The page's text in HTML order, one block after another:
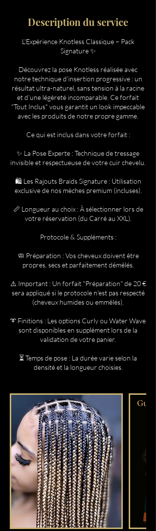
Description du service
L'Expérience Knotless Classique – Pack
Signature ✨
Découvrez la pose Knotless réalisée avec
notre technique d’insertion progressive : un
résultat ultra-naturel, sans tension à la racine
et d’une légèreté incomparable. Ce forfait
"Tout Inclus" vous garantit un look impeccable
avec les produits de notre propre gamme.
Ce qui est inclus dans votre forfait :
✨ La Pose Experte : Technique de tressage
invisible et respectueuse de votre cuir chevelu.
🛍️ Les Rajouts Braids Signature : Utilisation
exclusive de nos mèches premium (incluses).
📏 Longueur au choix : À sélectionner lors de
votre réservation (du Carré au XXL).
Protocole & Suppléments :
🧼 Préparation : Vos cheveux doivent être
propres, secs et parfaitement démêlés.
⚠️ Important : Un forfait "Préparation" de 20 €
sera appliqué si le protocole n'est pas respecté
(cheveux humides ou emmêlés).
➰ Finitions : Les options Curly ou Water Wave
sont disponibles en supplément lors de la
validation de votre panier.
⏳ Temps de pose : La durée varie selon la
densité et la longueur choisies.